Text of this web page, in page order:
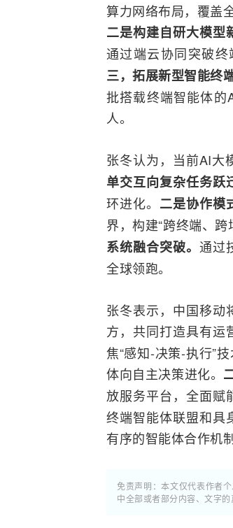
算力网络布局，覆盖
二是构建自研大模型
通过端云协同突破终
三，拓展新型智能终
批搭载终端智能体的
人。
张冬认为，当前AI大
单交互向复杂任务跃
环进化。 二是协作模
界，构建“跨终端、跨
系统融合突破。 通过
全球领跑。
张冬表示，中国移动
方，共同打造具有运
焦“感知-决策-执行”
体向自主决策进化。
放服务平台，全面赋
终端智能体联盟和具
有序的智能体合作机
免责声明：本文仅代表作者
中全部或者部分内容、文字